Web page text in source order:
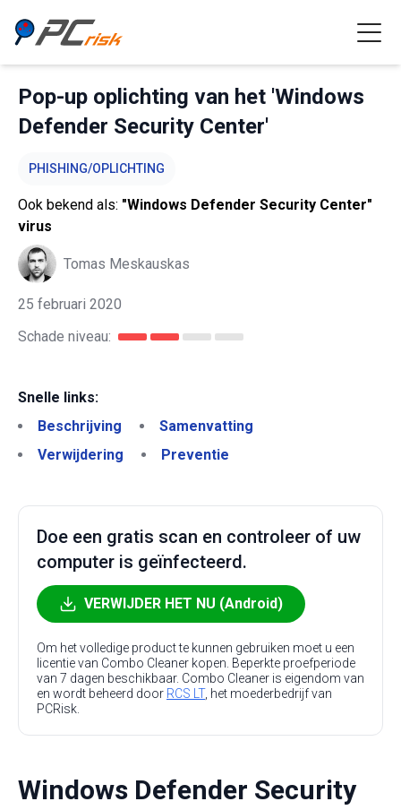
Pop-up oplichting van het 'Windows
Defender Security Center'
PHISHING/OPLICHTING
Ook bekend als: "Windows Defender Security Center"
virus
Tomas Meskauskas
25 februari 2020
Schade niveau:
Snelle links:
Beschrijving
Samenvatting
Verwijdering
Preventie
Doe een gratis scan en controleer of uw
computer is geïnfecteerd.
VERWIJDER HET NU (Android)
Om het volledige product te kunnen gebruiken moet u een
licentie van Combo Cleaner kopen. Beperkte proefperiode
van 7 dagen beschikbaar. Combo Cleaner is eigendom van
en wordt beheerd door RCS LT, het moederbedrijf van
PCRisk.
Windows Defender Security